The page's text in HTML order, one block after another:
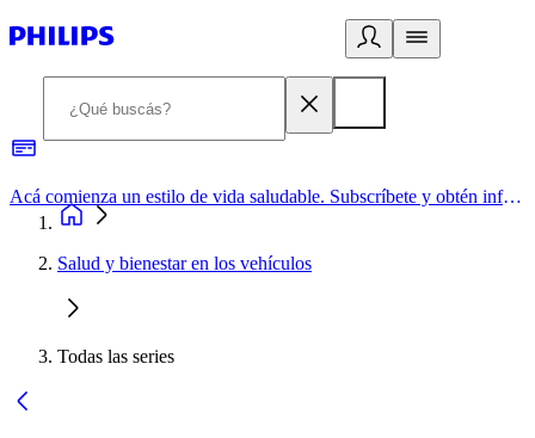
Acá comienza un estilo de vida saludable. Subscríbete y obtén información de primera mano
Salud y bienestar en los vehículos
Todas las series